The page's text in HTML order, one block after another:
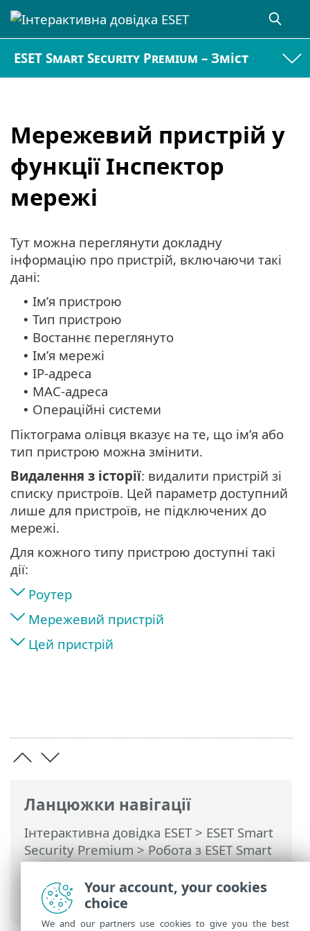
ESET Smart Security Premium – Зміст
Мережевий пристрій у
функції Інспектор
мережі
Ланцюжки навігації
Інтерактивна довідка ESET> ESET Smart
Security Premium>Робота з ESET Smart
Security Premium>Інструменти>
Інспектор мережі> Мережевий
пристрій у функції Інспектор мережі
Тут можна переглянути докладну
інформацію про пристрій, включаючи такі
дані:
• Ім’я пристрою
• Тип пристрою
• Востаннє переглянуто
• Ім’я мережі
• IP-адреса
• MAC-адреса
• Операційні системи
Піктограма олівця вказує на те, що ім’я або
тип пристрою можна змінити.
Видалення з історії: видалити пристрій зі
списку пристроїв. Цей параметр доступний
лише для пристроїв, не підключених до
мережі.
Для кожного типу пристрою доступні такі
дії:
Роутер
Мережевий пристрій
Цей пристрій
Your account, your cookies
choice
We and our partners use cookies to give you the best